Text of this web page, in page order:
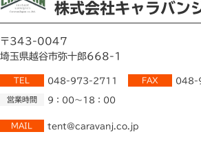
株式会社キャラバン
〒343-0047
埼玉県越谷市弥十郎668-1
TEL 048-973-2711 FAX 048-
営業時間 9：00～18：00
MAIL tent@caravanj.co.jp